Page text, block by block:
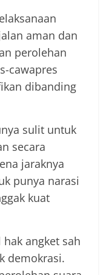
aman dan
perolehan
cawapres
dibanding
sulit untuk
secara
jaraknya
punya narasi
kuat
angket sah
demokrasi.